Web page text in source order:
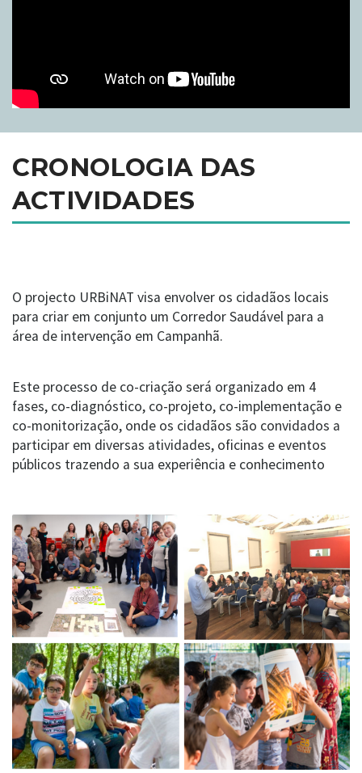
CRONOLOGIA DAS
ACTIVIDADES
O projecto URBiNAT visa envolver os cidadãos locais
para criar em conjunto um Corredor Saudável para a
área de intervenção em Campanhã.
Este processo de co-criação será organizado em 4
fases, co-diagnóstico, co-projeto, co-implementação e
co-monitorização, onde os cidadãos são convidados a
participar em diversas atividades, oficinas e eventos
públicos trazendo a sua experiência e conhecimento